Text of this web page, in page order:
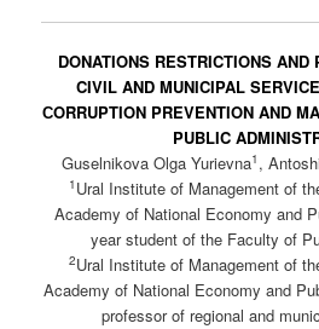
DONATIONS RESTRICTIONS AND
CIVIL AND MUNICIPAL
СORRUPTION PREVENTION AND
PUBLIC
Guselnikova Olga Yurievna1 ,
1 Ural Institute of Management of
Academy of National Economy and
year student of the Faculty of
2Ural Institute of Management of
Academy of National Economy and
professor of regional and